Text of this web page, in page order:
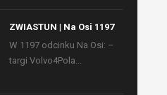
ZWIASTUN | Na Osi 1197
W 1197 odcinku Na Osi: –
targi Volvo4Pola...